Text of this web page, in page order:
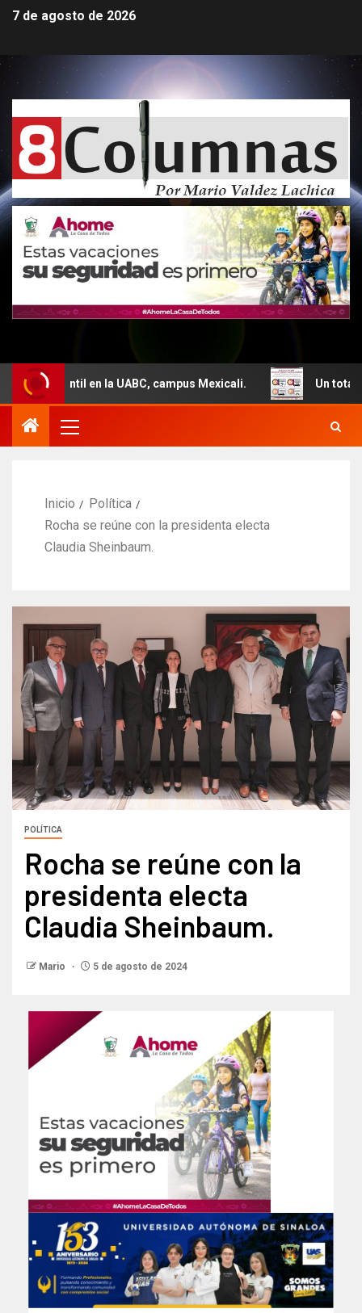
7 de agosto de 2026
la UABC, campus Mexicali. Un total de 29 vehículos
Inicio
Política
Rocha se reúne con la presidenta electa
Claudia Sheinbaum.
POLÍTICA
Rocha se reúne con la
presidenta electa
Claudia Sheinbaum.
Mario 5 de agosto de 2024